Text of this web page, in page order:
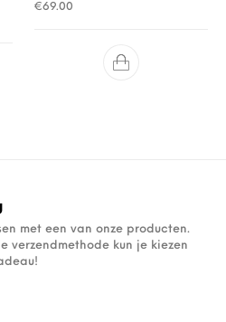
€147.00.
€69.00
met een van onze producten.
verzendmethode kun je kiezen